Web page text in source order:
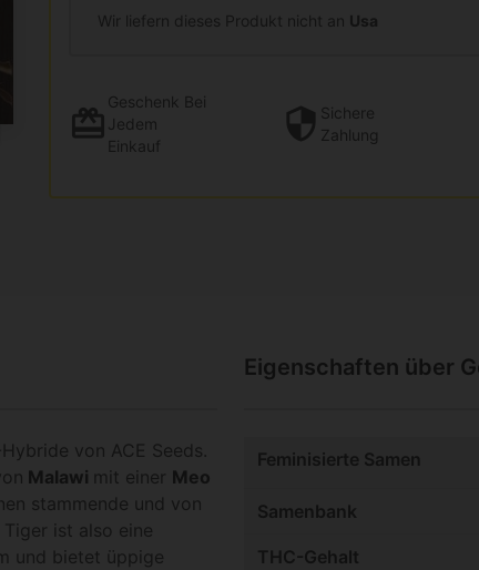
Wir liefern dieses Produkt nicht an Usa
Geschenk Bei
Jedem
Einkauf
Sichere
Zahlung
-Hybride von ACE Seeds.
Malawi mit einer Meo
stammende und von
ist also eine
und bietet üppige
Eigenschaften über
Feminisierte Samen
Samenbank
THC-Gehalt